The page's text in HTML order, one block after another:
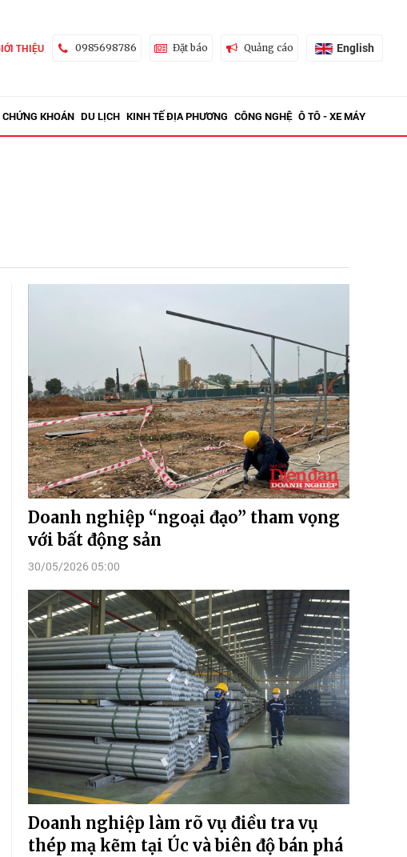
THIỆU 0985698786 Đặt báo Quảng cáo English
KHOÁN DU LỊCH KINH TẾ ĐỊA PHƯƠNG CÔNG NGHỆ Ô TÔ - XE MÁY
Doanh nghiệp “ngoại đạo” tham vọng
với bất động sản
30/05/2026 05:00
Doanh nghiệp làm rõ vụ điều tra vụ
thép mạ kẽm tại Úc và biên độ bán phá